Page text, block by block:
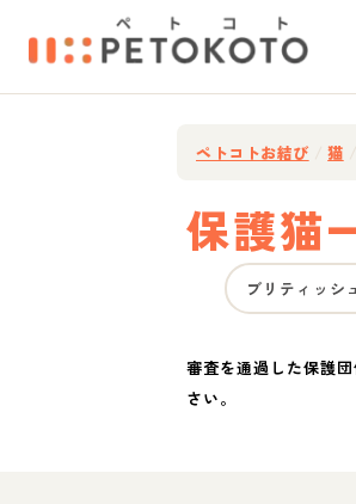
ペトコトお結び 猫
保護猫
ブリティッシ
審査を通過した保護
さい。